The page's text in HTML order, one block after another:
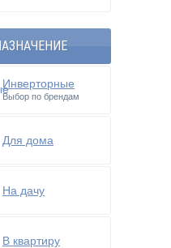
Инверторные
Выбор по брендам
Для дома
На дачу
В квартиру